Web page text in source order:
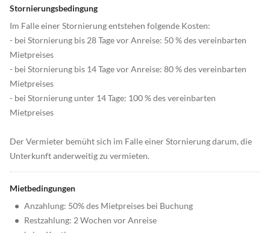
Stornierungsbedingung
Im Falle einer Stornierung entstehen folgende Kosten:
- bei Stornierung bis 28 Tage vor Anreise: 50 % des vereinbarten
Mietpreises
- bei Stornierung bis 14 Tage vor Anreise: 80 % des vereinbarten
Mietpreises
- bei Stornierung unter 14 Tage: 100 % des vereinbarten
Mietpreises
Der Vermieter bemüht sich im Falle einer Stornierung darum, die
Unterkunft anderweitig zu vermieten.
Mietbedingungen
• Anzahlung: 50% des Mietpreises bei Buchung
• Restzahlung: 2 Wochen vor Anreise